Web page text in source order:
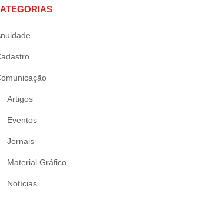
Artigos
Eventos
Jornais
Material Gráfico
Notícias